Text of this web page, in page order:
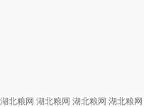
湖北粮网 湖北粮网 湖北粮网 湖北粮网